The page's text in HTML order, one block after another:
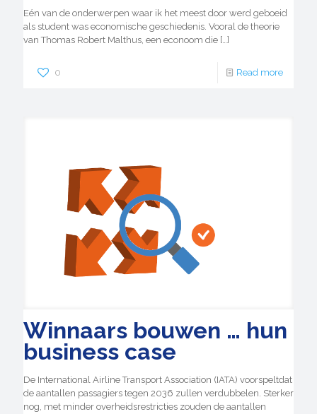
Eén van de onderwerpen waar ik het meest door werd geboeid
als student was economische geschiedenis. Vooral de theorie
van Thomas Robert Malthus, een econoom die […]
0 Read more
Winnaars bouwen … hun
business case
De International Airline Transport Association (IATA) voorspeltdat
de aantallen passagiers tegen 2036 zullen verdubbelen. Sterker
nog, met minder overheidsrestricties zouden de aantallen